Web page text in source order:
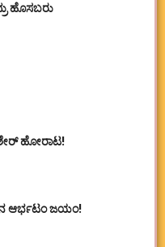
ಹೊಸಬರು
ಹೋರಾಟ!
ಆರ್ಭಟಂ ಜಯಂ!